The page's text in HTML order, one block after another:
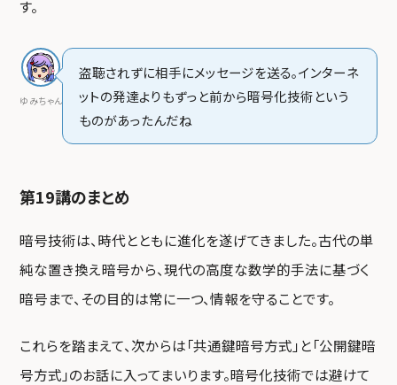
す。
ゆみちゃん
盗聴されずに相手にメッセージを送る。インターネ
ットの発達よりもずっと前から暗号化技術という
ものがあったんだね
第19講のまとめ
暗号技術は、時代とともに進化を遂げてきました。古代の単
純な置き換え暗号から、現代の高度な数学的手法に基づく
暗号まで、その目的は常に一つ、情報を守ることです。
これらを踏まえて、次からは「共通鍵暗号方式」と「公開鍵暗
号方式」のお話に入ってまいります。暗号化技術では避けて